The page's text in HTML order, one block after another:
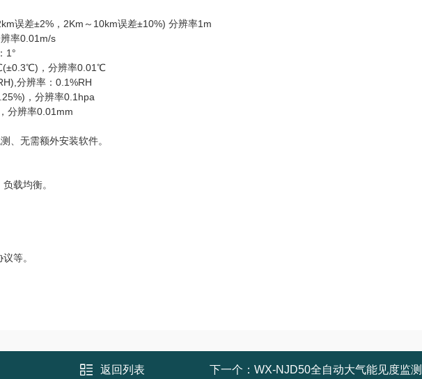
差±2%，2Km～10km误差±10%) 分辨率1m
率0.01m/s
1°
，分辨率0.01℃
分辨率：0.1%RH
，分辨率0.1hpa
辨率0.01mm
无需额外安装软件。
载均衡。
等。
返回列表 下一个： WX-NJD50全自动大气能见度监